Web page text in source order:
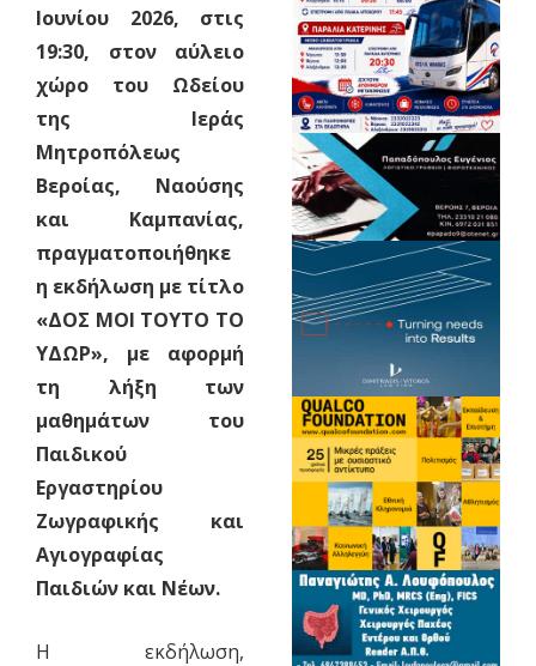
Ιουνίου 2026, στις
19:30, στον αύλειο
χώρο του Ωδείου
της Ιεράς
Μητροπόλεως
Βεροίας, Ναούσης
και Καμπανίας,
πραγματοποιήθηκε
η εκδήλωση με τίτλο
«ΔΟΣ ΜΟΙ ΤΟΥΤΟ ΤΟ
ΥΔΩΡ», με αφορμή
τη λήξη των
μαθημάτων του
Παιδικού
Εργαστηρίου
Ζωγραφικής και
Αγιογραφίας
Παιδιών και Νέων.
Η εκδήλωση,